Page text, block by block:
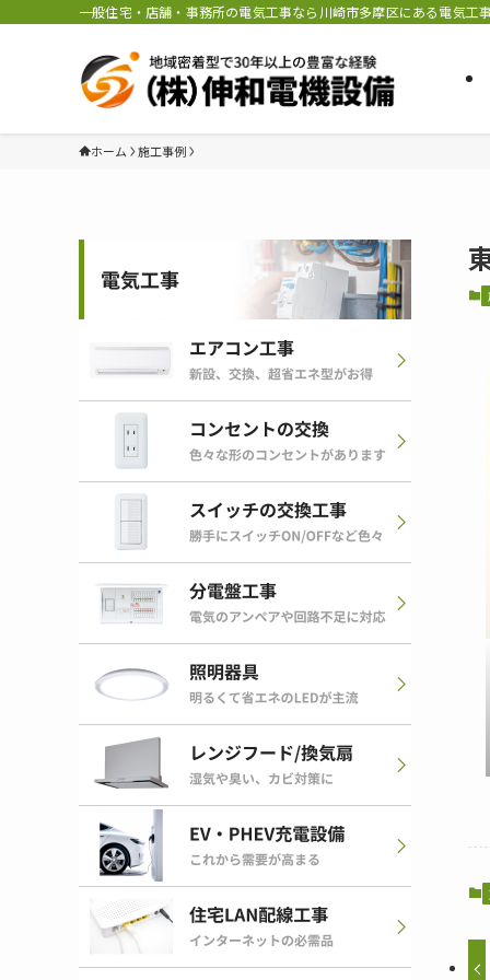
一般住宅・店舗・事務所の電気工事なら川崎市多摩区にある電気
ホーム 施工事例